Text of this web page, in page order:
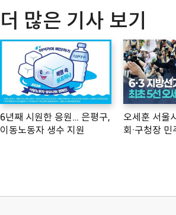
더 많은 기사 보기
6년째 시원한 응원… 은평구,
이동노동자 생수 지원
오세훈 서울
회·구청장 민